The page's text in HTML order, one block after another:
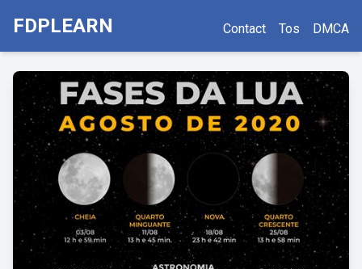
FDPLEARN Contact Tos DMCA